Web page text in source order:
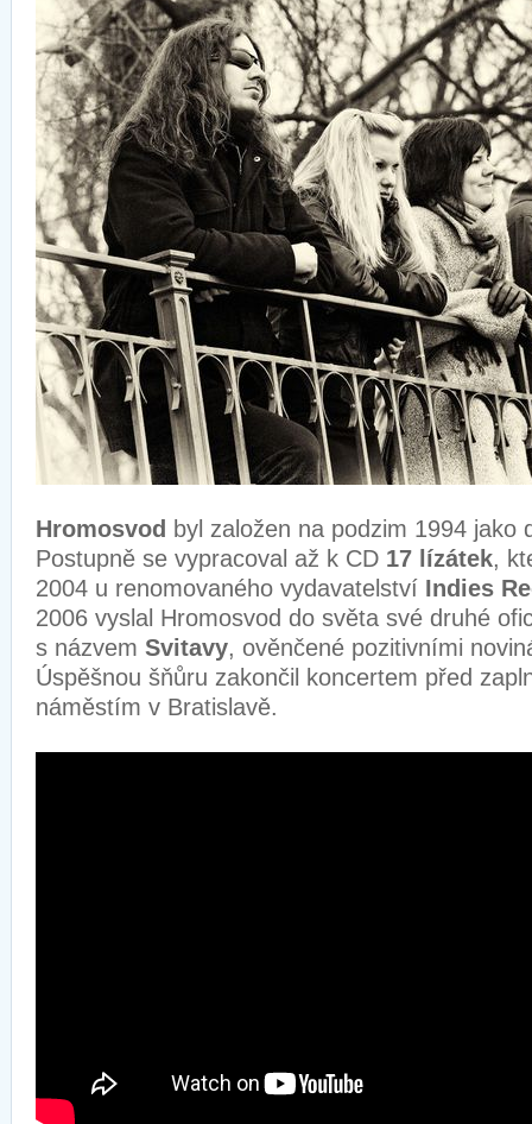
Hromosvod byl založen na podzim 1994 jako
Postupně se vypracoval až k CD 17 lízátek,
2004 u renomovaného vydavatelství Indies
2006 vyslal Hromosvod do světa své druhé
s názvem Svitavy, ověnčené pozitivními
Úspěšnou šňůru zakončil koncertem před
náměstím v Bratislavě.